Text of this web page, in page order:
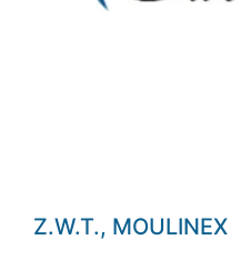
Z.W.T., MOULINEX